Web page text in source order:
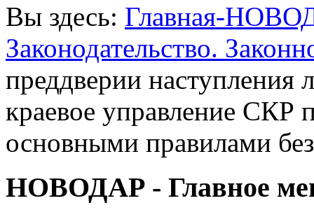
Вы здесь: Главная-
Законодательство.
преддверии наступления
краевое управление СКР
основными правилами
НОВОДАР - Главное